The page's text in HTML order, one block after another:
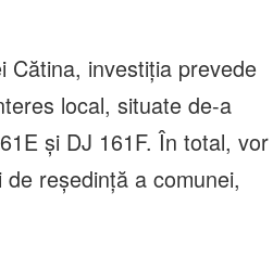
Cătina, investiția prevede
local, situate de-a
și DJ 161F. În total, vor
reședință a comunei,